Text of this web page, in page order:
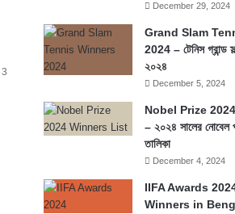
3
December 29, 2024
Grand Slam
2024 – টেনিস গ্রান্ড
২০২৪
December 5, 2024
Nobel Prize
– ২০২৪ সালের নোবেল
তালিকা
December 4, 2024
IIFA Awards
Winners in